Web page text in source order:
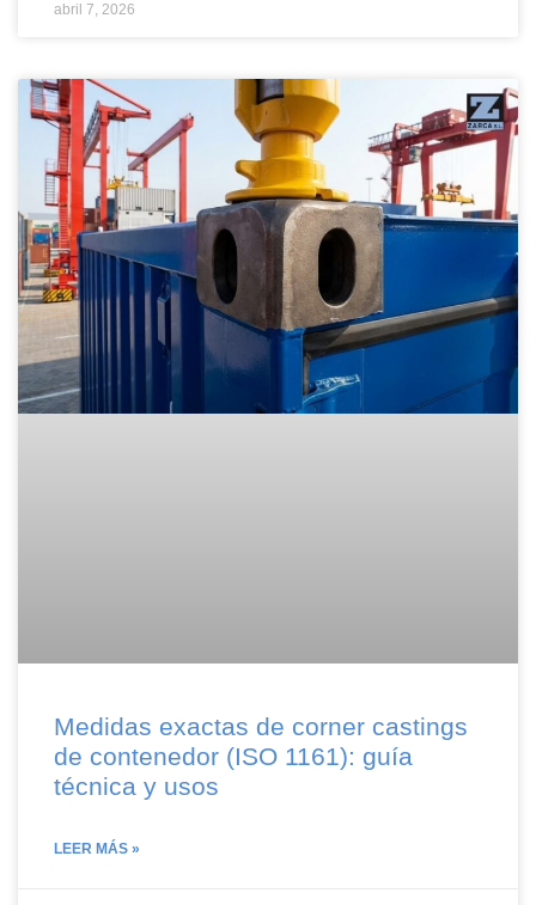
abril 7, 2026
Medidas exactas de corner castings
de contenedor (ISO 1161): guía
técnica y usos
LEER MÁS »